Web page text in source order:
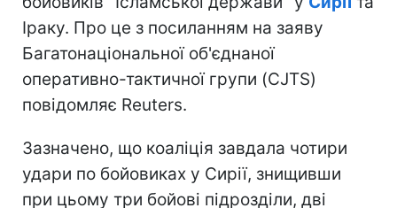
Іраку. Про це з посиланням на заяву
Багатонаціональної об'єднаної
оперативно-тактичної групи (CJTS)
повідомляє Reuters.
Зазначено, що коаліція завдала чотири
удари по бойовиках у Сирії, знищивши
при цьому три бойові підрозділи, дві